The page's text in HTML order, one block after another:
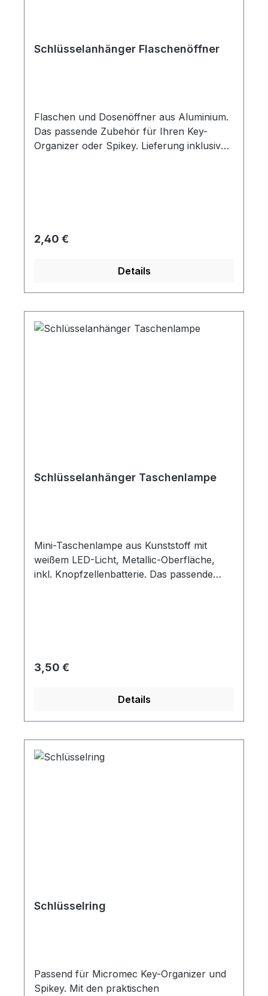
Schlüsselanhänger Flaschenöffner
Flaschen und Dosenöffner aus Aluminium.
Das passende Zubehör für Ihren Key-
Organizer oder Spikey. Lieferung inklusive
Regulärer Preis:
2,40 €
Details
Schlüsselanhänger Taschenlampe
Mini-Taschenlampe aus Kunststoff mit
weißem LED-Licht, Metallic-Oberfläche,
inkl. Knopfzellenbatterie. Das passende
Regulärer Preis:
3,50 €
Details
Schlüsselring
Passend für Micromec Key-Organizer und
Spikey. Mit den praktischen